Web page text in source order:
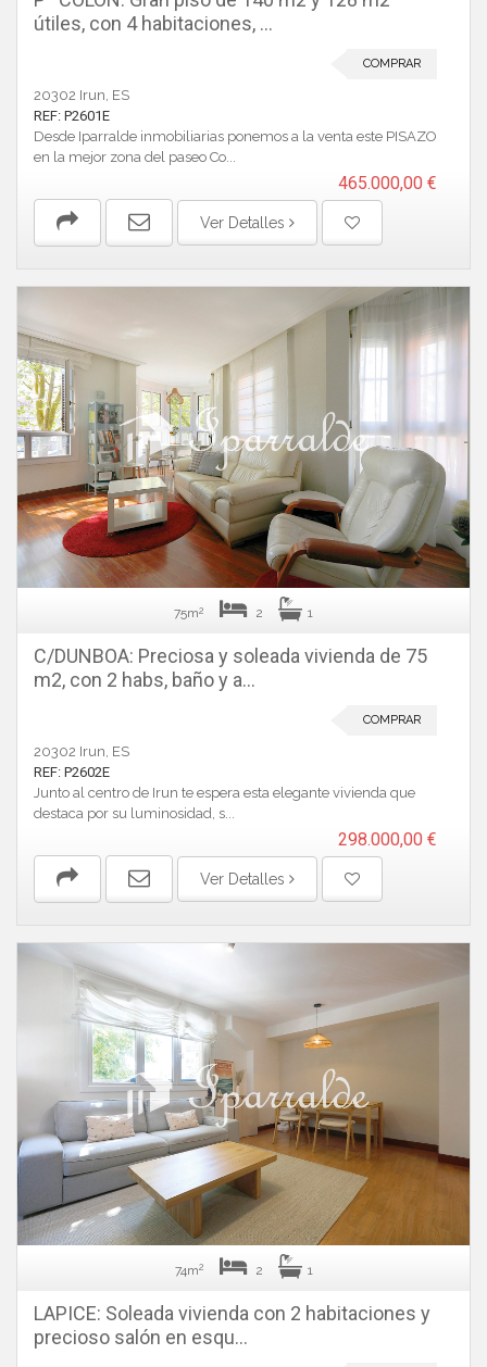
útiles, con 4 habitaciones, ...
COMPRAR
20302 Irun, ES
REF: P2601E
Desde Iparralde inmobiliarias ponemos a la venta este PISAZO
en la mejor zona del paseo Co...
465.000,00 €
Ver Detalles
75m2 2 1
C/DUNBOA: Preciosa y soleada vivienda de 75
m2, con 2 habs, baño y a...
COMPRAR
20302 Irun, ES
REF: P2602E
Junto al centro de Irun te espera esta elegante vivienda que
destaca por su luminosidad, s...
298.000,00 €
Ver Detalles
74m2 2 1
LAPICE: Soleada vivienda con 2 habitaciones y
precioso salón en esqu...